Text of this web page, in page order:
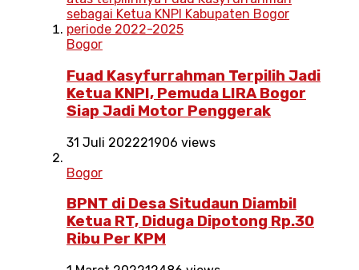
Bogor
Fuad Kasyfurrahman Terpilih Jadi
Ketua KNPI, Pemuda LIRA Bogor
Siap Jadi Motor Penggerak
31 Juli 202221906 views
Bogor
BPNT di Desa Situdaun Diambil
Ketua RT, Diduga Dipotong Rp.30
Ribu Per KPM